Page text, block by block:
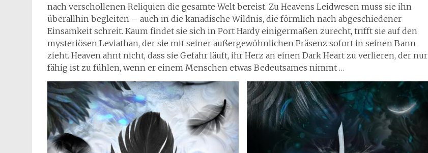
nach verschollenen Reliquien die gesamte Welt bereist. Zu Heavens Leidwesen muss sie ihn
überallhin begleiten – auch in die kanadische Wildnis, die förmlich nach abgeschiedener
Einsamkeit schreit. Kaum findet sie sich in Port Hardy einigermaßen zurecht, trifft sie auf den
mysteriösen Leviathan, der sie mit seiner außergewöhnlichen Präsenz sofort in seinen Bann
zieht. Heaven ahnt nicht, dass sie Gefahr läuft, ihr Herz an einen Dark Heart zu verlieren, der nur
fähig ist zu fühlen, wenn er einem Menschen etwas Bedeutsames nimmt …